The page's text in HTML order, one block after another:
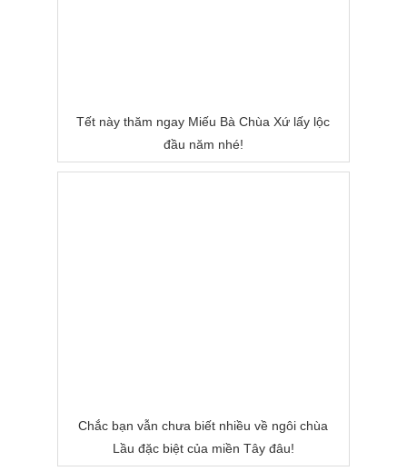
Tết này thăm ngay Miếu Bà Chùa Xứ lấy lộc
đầu năm nhé!
Chắc bạn vẫn chưa biết nhiều về ngôi chùa
Lầu đặc biệt của miền Tây đâu!